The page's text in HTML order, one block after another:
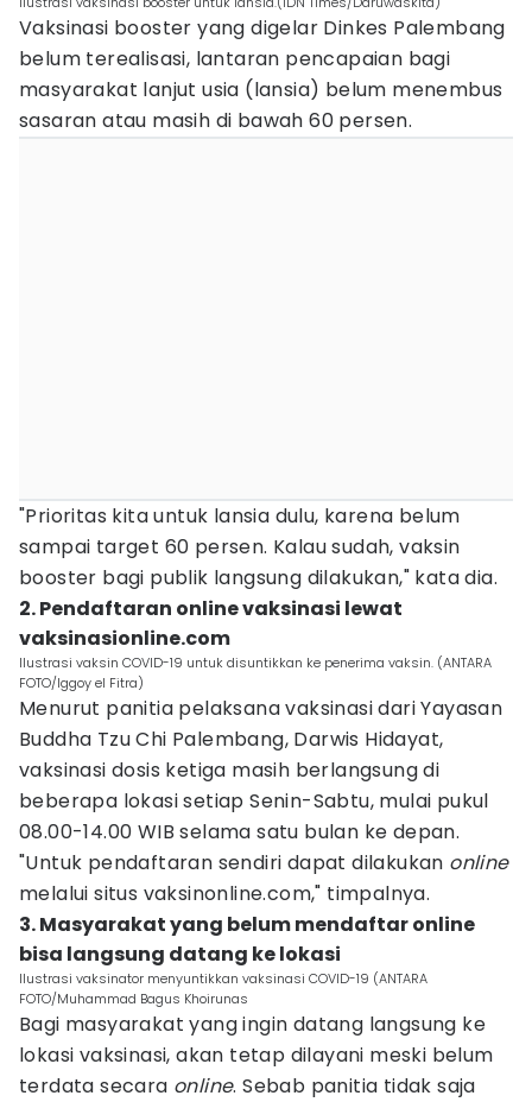
Vaksinasi booster yang digelar Dinkes Palembang
belum terealisasi, lantaran pencapaian bagi
masyarakat lanjut usia (lansia) belum menembus
sasaran atau masih di bawah 60 persen.
"Prioritas kita untuk lansia dulu, karena belum
sampai target 60 persen. Kalau sudah, vaksin
booster bagi publik langsung dilakukan," kata dia.
2. Pendaftaran online vaksinasi lewat
vaksinasionline.com
Ilustrasi vaksin COVID-19 untuk disuntikkan ke penerima vaksin. (ANTARA
FOTO/Iggoy el Fitra)
Menurut panitia pelaksana vaksinasi dari Yayasan
Buddha Tzu Chi Palembang, Darwis Hidayat,
vaksinasi dosis ketiga masih berlangsung di
beberapa lokasi setiap Senin-Sabtu, mulai pukul
08.00-14.00 WIB selama satu bulan ke depan.
"Untuk pendaftaran sendiri dapat dilakukan online
melalui situs vaksinonline.com," timpalnya.
3. Masyarakat yang belum mendaftar online
bisa langsung datang ke lokasi
Ilustrasi vaksinator menyuntikkan vaksinasi COVID-19 (ANTARA
FOTO/Muhammad Bagus Khoirunas
Bagi masyarakat yang ingin datang langsung ke
lokasi vaksinasi, akan tetap dilayani meski belum
terdata secara online. Sebab panitia tidak saja